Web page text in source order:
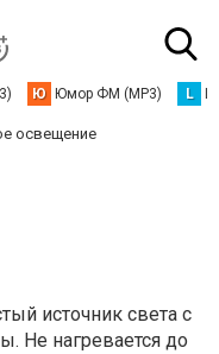
Ю Юмор ФМ (MP3) L
освещение
источник света с
Не нагревается до